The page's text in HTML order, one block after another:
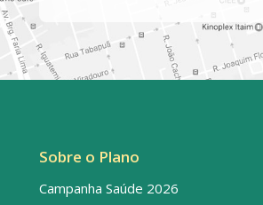
Sobre o Plano
Campanha Saúde 2026